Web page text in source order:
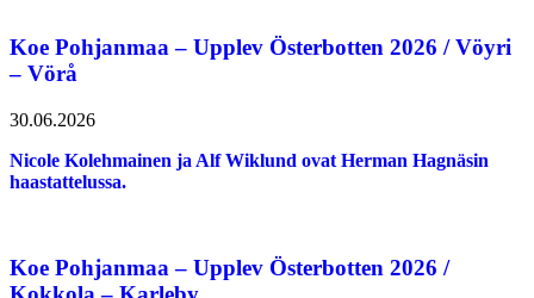
Koe Pohjanmaa – Upplev Österbotten 2026 / Vöyri
– Vörå
30.06.2026
Nicole Kolehmainen ja Alf Wiklund ovat Herman Hagnäsin
haastattelussa.
Koe Pohjanmaa – Upplev Österbotten 2026 /